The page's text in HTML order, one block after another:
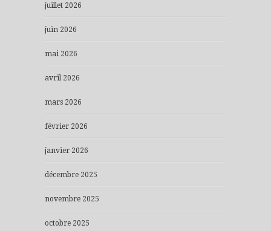
juillet 2026
juin 2026
mai 2026
avril 2026
mars 2026
février 2026
janvier 2026
décembre 2025
novembre 2025
octobre 2025